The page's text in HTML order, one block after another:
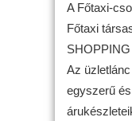
A Főtaxi-
Főtaxi
Az
egyszerű